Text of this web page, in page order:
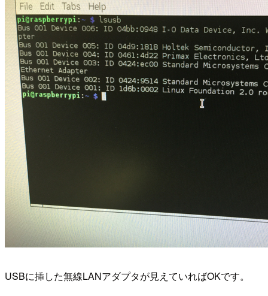
USBに挿した無線LANアダプタが見えていればOKです。